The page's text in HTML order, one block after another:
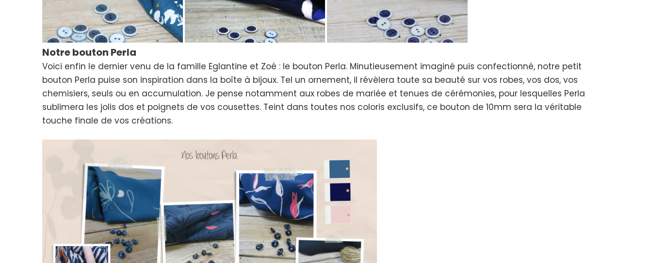
Notre bouton Perla
Voici enfin le dernier venu de la famille Eglantine et Zoé : le bouton Perla. Minutieusement imaginé puis confectionné, notre petit
bouton Perla puise son inspiration dans la boîte à bijoux. Tel un ornement, il révèlera toute sa beauté sur vos robes, vos dos, vos
chemisiers, seuls ou en accumulation. Je pense notamment aux robes de mariée et tenues de cérémonies, pour lesquelles Perla
sublimera les jolis dos et poignets de vos cousettes. Teint dans toutes nos coloris exclusifs, ce bouton de 10mm sera la véritable
touche finale de vos créations.